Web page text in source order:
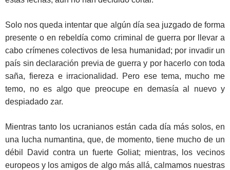
Solo nos queda intentar que algún día sea juzgado de forma
presente o en rebeldía como criminal de guerra por llevar a
cabo crímenes colectivos de lesa humanidad; por invadir un
país sin declaración previa de guerra y por hacerlo con toda
saña, fiereza e irracionalidad. Pero ese tema, mucho me
temo, no es algo que preocupe en demasía al nuevo y
despiadado zar.
Mientras tanto los ucranianos están cada día más solos, en
una lucha numantina, que, de momento, tiene mucho de un
débil David contra un fuerte Goliat; mientras, los vecinos
europeos y los amigos de algo más allá, calmamos nuestras